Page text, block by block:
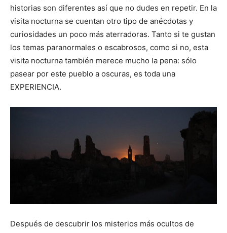
historias son diferentes así que no dudes en repetir. En la
visita nocturna se cuentan otro tipo de anécdotas y
curiosidades un poco más aterradoras. Tanto si te gustan
los temas paranormales o escabrosos, como si no, esta
visita nocturna también merece mucho la pena: sólo
pasear por este pueblo a oscuras, es toda una
EXPERIENCIA.
Después de descubrir los misterios más ocultos de